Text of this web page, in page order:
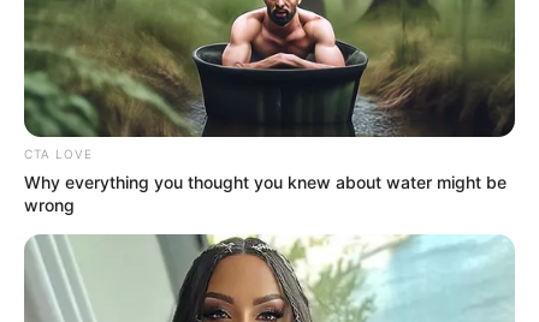
CTA LOVE
Why everything you thought you knew about water might be
wrong